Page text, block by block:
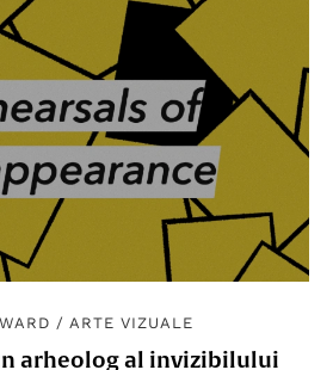
/ ARTE VIZUALE
arheolog al invizibilului